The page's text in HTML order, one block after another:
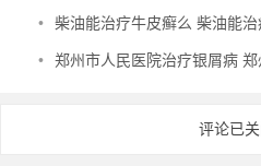
• 柴油能治疗牛皮癣么 柴油能
• 郑州市人民医院治疗银屑病
评论已关